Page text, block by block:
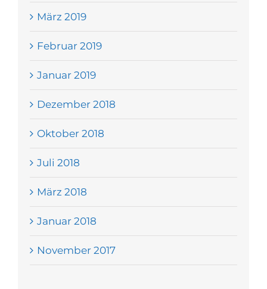
März 2019
Februar 2019
Januar 2019
Dezember 2018
Oktober 2018
Juli 2018
März 2018
Januar 2018
November 2017